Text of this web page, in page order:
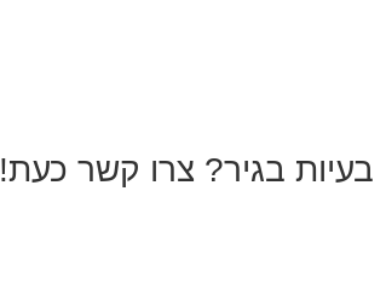
בעיות בגיר? צרו קשר כעת!